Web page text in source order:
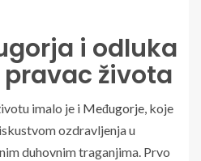
i odluka
života
imalo je i Međugorje, koje
ozdravljenja u
duhovnim traganjima. Prvo